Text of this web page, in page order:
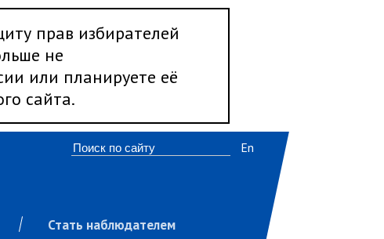
прав избирателей
не
или планируете её
сайта.
Стать наблюдателем
En